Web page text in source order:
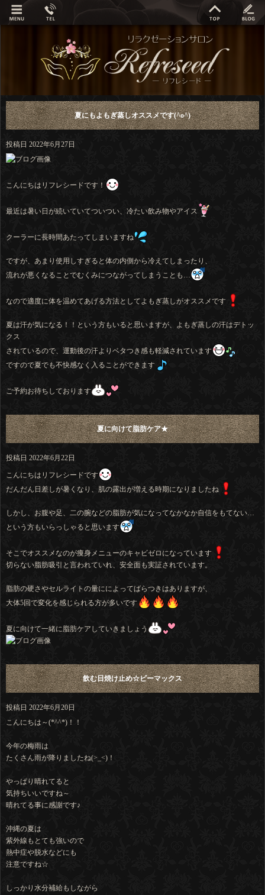
夏にもよもぎ蒸しオススメです(^o^)
投稿日 2022年6月27日
こんにちはリフレシードです！
最近は暑い日が続いていてついつい、冷たい飲み物やアイス
クーラーに長時間あたってしまいますね
ですが、あまり使用しすぎると体の内側から冷えてしまったり、
流れが悪くなることでむくみにつながってしまうことも…
なので適度に体を温めてあげる方法としてよもぎ蒸しがオススメです
夏は汗が気になる！！という方もいると思いますが、よもぎ蒸しの汗はデトッ
クス
されているので、運動後の汗よりベタつき感も軽減されています
ですので夏でも不快感なく入ることができます
ご予約お待ちしております
夏に向けて脂肪ケア★
投稿日 2022年6月22日
こんにちはリフレシードです
だんだん日差しが暑くなり、肌の露出が増える時期になりましたね
しかし、お腹や足、二の腕などの脂肪が気になってなかなか自信をもてない…
という方もいらっしゃると思います
そこでオススメなのが痩身メニューのキャビゼロになっています
切らない脂肪吸引と言われていれ、安全面も実証されています。
脂肪の硬さやセルライトの量にによってばらつきはありますが、
大体5回で変化を感じられる方が多いです
夏に向けて一緒に脂肪ケアしていきましょう
飲む日焼け止め☆ビーマックス
投稿日 2022年6月20日
こんにちは～(*^^*)！！
今年の梅雨は
たくさん雨が降りましたね(>_<)！
やっぱり晴れてると
気持ちいいですね～
晴れてる事に感謝です♪
沖縄の夏は
紫外線もとても強いので
熱中症や脱水などにも
注意ですね☆
しっかり水分補給もしながら